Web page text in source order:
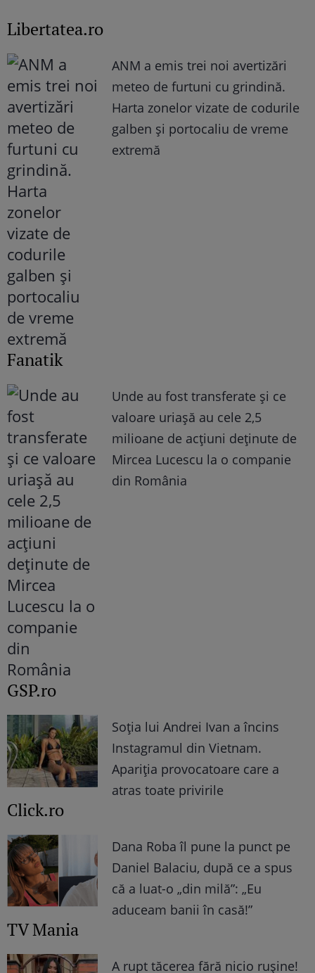
Libertatea.ro
ANM a emis trei noi avertizări
meteo de furtuni cu grindină.
Harta zonelor vizate de codurile
galben și portocaliu de vreme
extremă
Fanatik
Unde au fost transferate și ce
valoare uriașă au cele 2,5
milioane de acțiuni deținute de
Mircea Lucescu la o companie
din România
GSP.ro
Soția lui Andrei Ivan a încins
Instagramul din Vietnam.
Apariția provocatoare care a
atras toate privirile
Click.ro
Dana Roba îl pune la punct pe
Daniel Balaciu, după ce a spus
că a luat-o „din milă”: „Eu
aduceam banii în casă!”
TV Mania
A rupt tăcerea fără nicio rușine!